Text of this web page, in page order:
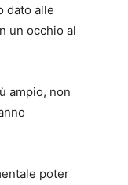
dato alle
un occhio al
ampio, non
poter